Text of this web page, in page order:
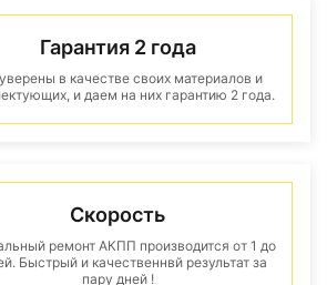
Гарантия 2 года
в качестве своих материалов и
и даем на них гарантию 2 года.
Скорость
ремонт АКПП производится от 1 до
Быстрый и качественнвй результат за
пару дней !